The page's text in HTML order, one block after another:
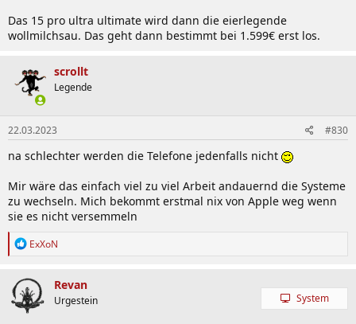
Das 15 pro ultra ultimate wird dann die eierlegende
wollmilchsau. Das geht dann bestimmt bei 1.599€ erst los.
scrollt
Legende
22.03.2023 #830
na schlechter werden die Telefone jedenfalls nicht
Mir wäre das einfach viel zu viel Arbeit andauernd die Systeme
zu wechseln. Mich bekommt erstmal nix von Apple weg wenn
sie es nicht versemmeln
R
k
t
i
ExXoN
Revan
Urgestein System